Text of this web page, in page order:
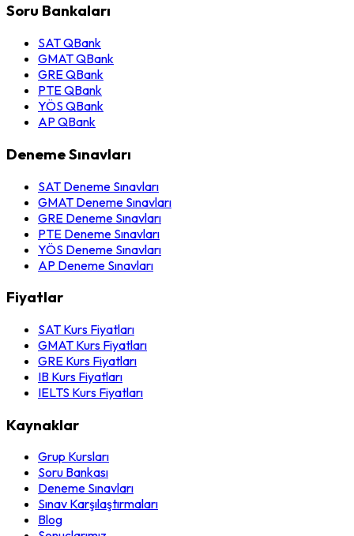
Soru Bankaları
SAT QBank
GMAT QBank
GRE QBank
PTE QBank
YÖS QBank
AP QBank
Deneme Sınavları
SAT Deneme Sınavları
GMAT Deneme Sınavları
GRE Deneme Sınavları
PTE Deneme Sınavları
YÖS Deneme Sınavları
AP Deneme Sınavları
Fiyatlar
SAT Kurs Fiyatları
GMAT Kurs Fiyatları
GRE Kurs Fiyatları
IB Kurs Fiyatları
IELTS Kurs Fiyatları
Kaynaklar
Grup Kursları
Soru Bankası
Deneme Sınavları
Sınav Karşılaştırmaları
Blog